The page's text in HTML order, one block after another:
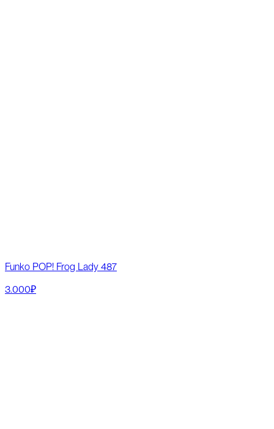
Funko POP! Frog Lady 487
3.000₽